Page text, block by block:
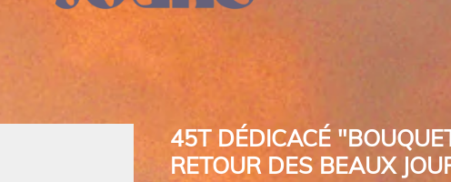
45T DÉDICACÉ
RETOUR DES BEAUX